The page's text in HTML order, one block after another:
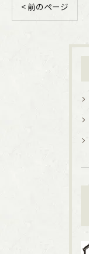
< 前のページ